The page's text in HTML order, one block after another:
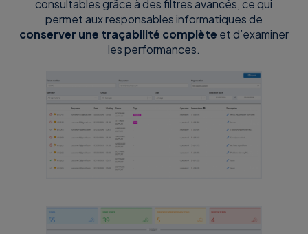
consultables grâce à des filtres avancés, ce qui
permet aux responsables informatiques de
conserver une traçabilité complète et d’examiner
les performances.